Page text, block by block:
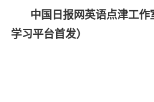
中国日报网英语点津工作
学习平台首发）